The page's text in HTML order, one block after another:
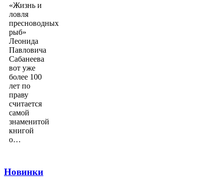
«Жизнь и
ловля
пресноводных
рыб»
Леонида
Павловича
Сабанеева
вот уже
более 100
лет по
праву
считается
самой
знаменитой
книгой
о…
Новинки